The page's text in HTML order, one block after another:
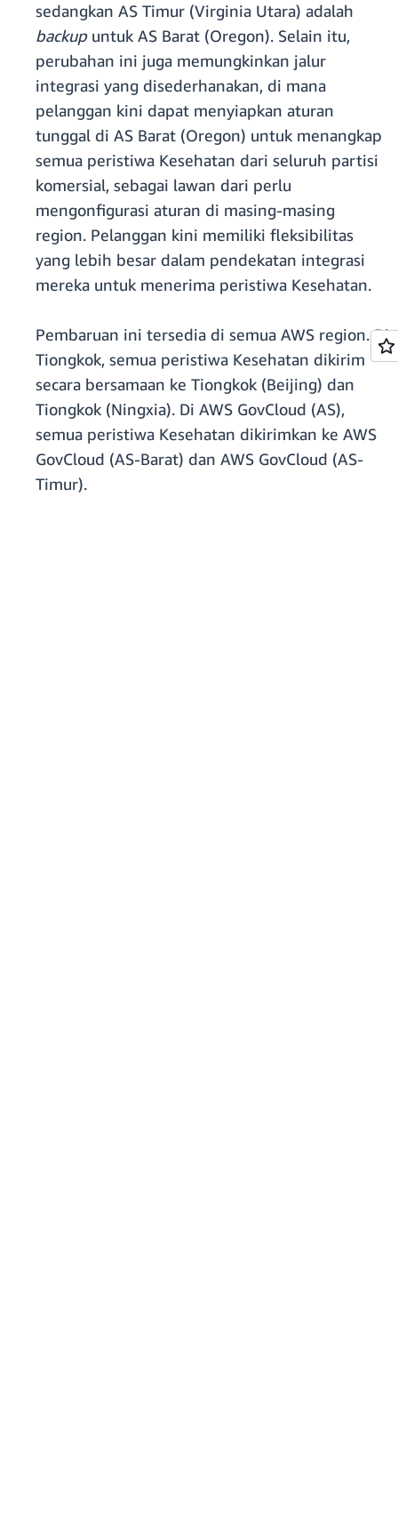
sedangkan AS Timur (Virginia Utara) adalah
backup untuk AS Barat (Oregon). Selain itu,
perubahan ini juga memungkinkan jalur
integrasi yang disederhanakan, di mana
pelanggan kini dapat menyiapkan aturan
tunggal di AS Barat (Oregon) untuk menangkap
semua peristiwa Kesehatan dari seluruh partisi
komersial, sebagai lawan dari perlu
mengonfigurasi aturan di masing-masing
region. Pelanggan kini memiliki fleksibilitas
yang lebih besar dalam pendekatan integrasi
mereka untuk menerima peristiwa Kesehatan.
Pembaruan ini tersedia di semua AWS region. Di
Tiongkok, semua peristiwa Kesehatan dikirim
secara bersamaan ke Tiongkok (Beijing) dan
Tiongkok (Ningxia). Di AWS GovCloud (AS),
semua peristiwa Kesehatan dikirimkan ke AWS
GovCloud (AS-Barat) dan AWS GovCloud (AS-
Timur).